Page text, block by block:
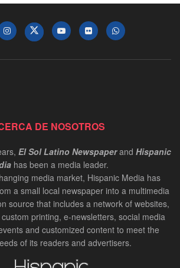
DE NOSOTROS
El Sol Latino Newspaperand Hispanic
has been a media leader.
media market, Hispanic Media has
a small local newspaper into a multimedia
source that includes a network of websites,
printing, e-newsletters, social media
and customized content to meet the
of its readers and advertisers.